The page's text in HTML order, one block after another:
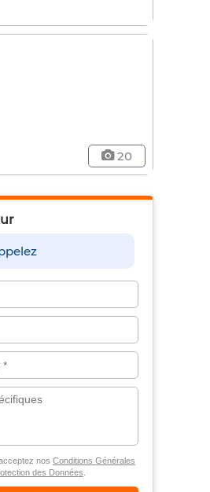
20
nos Conditions Générales
des Données